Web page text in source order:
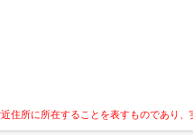
住所に所在することを表すものであり、